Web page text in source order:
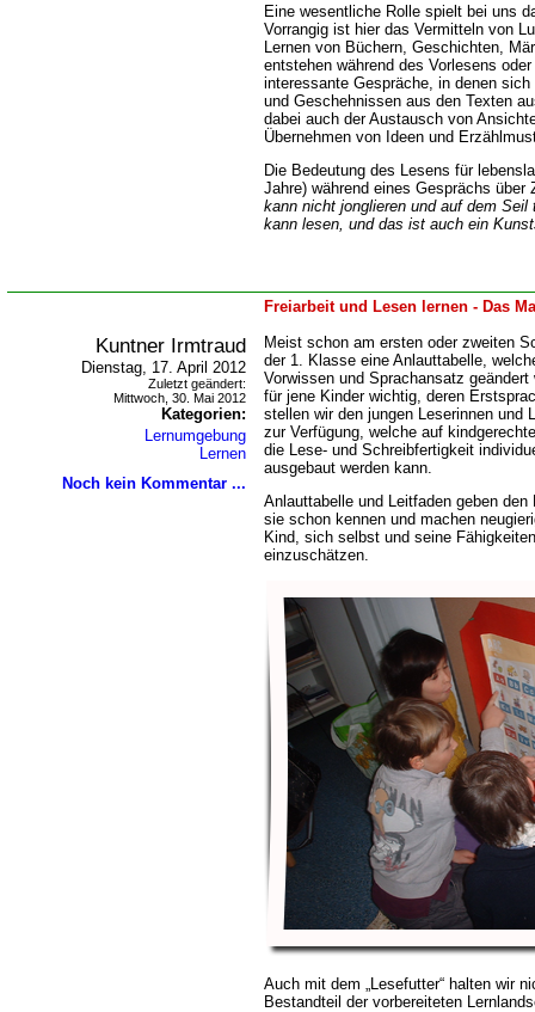
Eine wesentliche Rolle spielt bei uns
Vorrangig ist hier das Vermitteln von
Lernen von Büchern, Geschichten,
entstehen während des Vorlesens
interessante Gespräche, in denen
und Geschehnissen aus den Texten
dabei auch der Austausch von
Übernehmen von Ideen und
Die Bedeutung des Lesens für
Jahre) während eines Gesprächs
kann nicht jonglieren und auf dem
kann lesen, und das ist auch ein
Freiarbeit und Lesen lernen - Das
Kuntner Irmtraud
Dienstag, 17. April 2012
Zuletzt geändert:
Mittwoch, 30. Mai 2012
Kategorien:
Lernumgebung
Lernen
Noch kein Kommentar ...
Meist schon am ersten oder zweiten
der 1. Klasse eine Anlauttabelle,
Vorwissen und Sprachansatz
für jene Kinder wichtig, deren
stellen wir den jungen Leserinnen und
zur Verfügung, welche auf
die Lese- und Schreibfertigkeit
ausgebaut werden kann.
Anlauttabelle und Leitfaden geben
sie schon kennen und machen
Kind, sich selbst und seine
einzuschätzen.
Auch mit dem „Lesefutter“ halten wir
Bestandteil der vorbereiteten